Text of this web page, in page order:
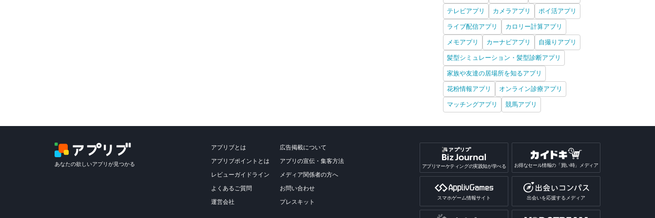
テレビアプリ カメラアプリ ポイ活アプリ
ライブ配信アプリ カロリー計算アプリ
メモアプリ カーナビアプリ 自撮りアプリ
髪型シミュレーション・髪型診断アプリ
家族や友達の居場所を知るアプリ
花粉情報アプリ オンライン診療アプリ
マッチングアプリ 競馬アプリ
あなたの欲しいアプリが見つかる
アプリブとは
アプリブポイントとは
レビューガイドライン
よくあるご質問
運営会社
広告掲載について
アプリの宣伝・集客方法
メディア関係者の方へ
お問い合わせ
プレスキット
アプリマーケティングの実践知が学べる お得なセール情報の「買い時」メディア
スマホゲーム情報サイト 出会いを応援するメディア